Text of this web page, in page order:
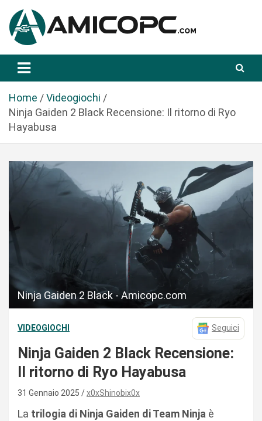
a
Amicopc.com
Home
Videogiochi
Ninja Gaiden 2 Black Recensione: Il ritorno di Ryo
Hayabusa
Ninja Gaiden 2 Black - Amicopc.com
VIDEOGIOCHI Seguici
Ninja Gaiden 2 Black Recensione:
Il ritorno di Ryo Hayabusa
31 Gennaio 2025 x0xShinobix0x
La trilogia di Ninja Gaiden di Team Ninja è